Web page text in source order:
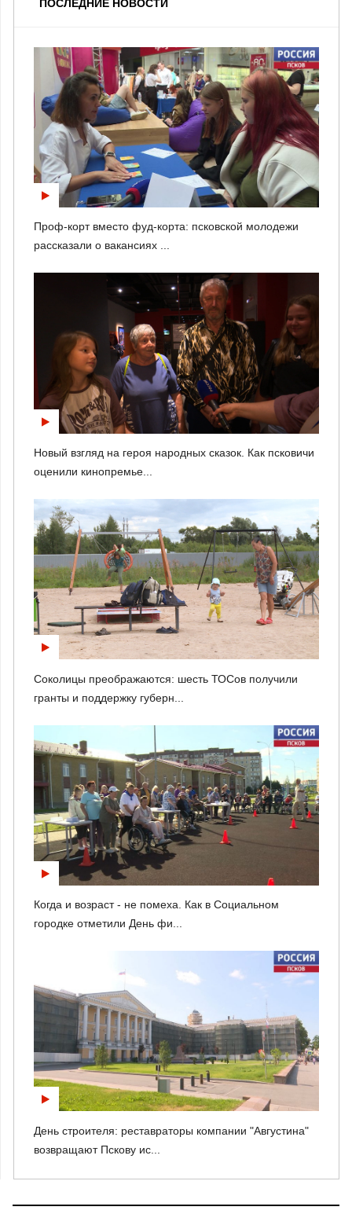
ПОСЛЕДНИЕ НОВОСТИ
Проф-корт вместо фуд-корта: псковской молодежи
рассказали о вакансиях ...
Новый взгляд на героя народных сказок. Как псковичи
оценили кинопремье...
Соколицы преображаются: шесть ТОСов получили
гранты и поддержку губерн...
Когда и возраст - не помеха. Как в Социальном
городке отметили День фи...
День строителя: реставраторы компании "Августина"
возвращают Пскову ис...